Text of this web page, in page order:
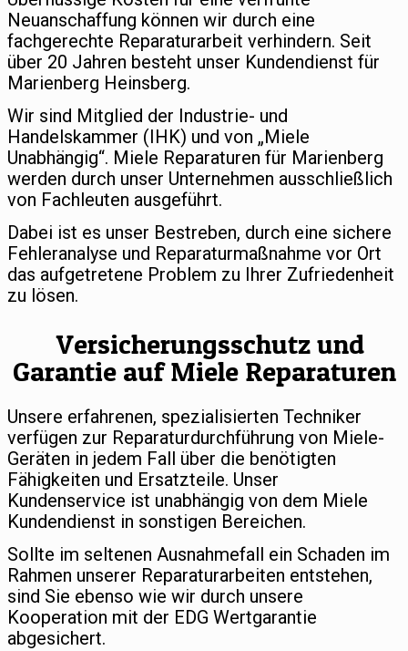
Neuanschaffung können wir durch eine
fachgerechte Reparaturarbeit verhindern. Seit
über 20 Jahren besteht unser Kundendienst für
Marienberg Heinsberg.
Wir sind Mitglied der Industrie- und
Handelskammer (IHK) und von „Miele
Unabhängig“. Miele Reparaturen für Marienberg
werden durch unser Unternehmen ausschließlich
von Fachleuten ausgeführt.
Dabei ist es unser Bestreben, durch eine sichere
Fehleranalyse und Reparaturmaßnahme vor Ort
das aufgetretene Problem zu Ihrer Zufriedenheit
zu lösen.
Versicherungsschutz und
Garantie auf Miele Reparaturen
Unsere erfahrenen, spezialisierten Techniker
verfügen zur Reparaturdurchführung von Miele-
Geräten in jedem Fall über die benötigten
Fähigkeiten und Ersatzteile. Unser
Kundenservice ist unabhängig von dem Miele
Kundendienst in sonstigen Bereichen.
Sollte im seltenen Ausnahmefall ein Schaden im
Rahmen unserer Reparaturarbeiten entstehen,
sind Sie ebenso wie wir durch unsere
Kooperation mit der EDG Wertgarantie
abgesichert.